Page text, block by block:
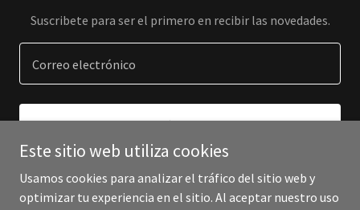
Suscribete para ser el primero en recibir las novedades.
Correo electrónico
Este sitio web utiliza cookies
Usamos cookies para analizar el tráfico del sitio web y
optimizar tu experiencia en el sitio. Al aceptar nuestro uso